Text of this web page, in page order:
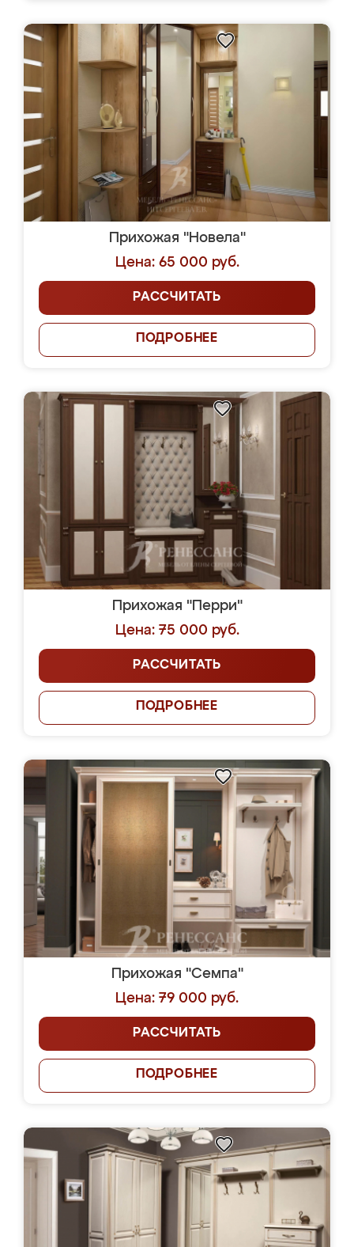
Прихожая "Новела"
Цена: 65 000 руб.
РАССЧИТАТЬ
ПОДРОБНЕЕ
Прихожая "Перри"
Цена: 75 000 руб.
РАССЧИТАТЬ
ПОДРОБНЕЕ
Прихожая "Семпа"
Цена: 79 000 руб.
РАССЧИТАТЬ
ПОДРОБНЕЕ